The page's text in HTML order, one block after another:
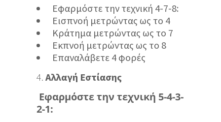
Εφαρμόστε την τεχνική 4-7-8:
Εισπνοή μετρώντας ως το 4
Κράτημα μετρώντας ως το 7
Εκπνοή μετρώντας ως το 8
Επαναλάβετε 4 φορές
Αλλαγή Εστίασης
Εφαρμόστε την τεχνική 5-4-3-
2-1: